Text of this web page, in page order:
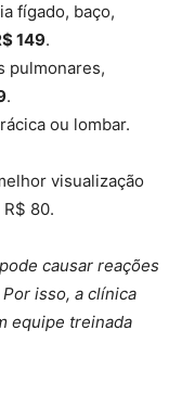
fígado, baço,
149.
pulmonares,
.
ou lombar.
visualização
80.
causar reações
isso, a clínica
equipe treinada